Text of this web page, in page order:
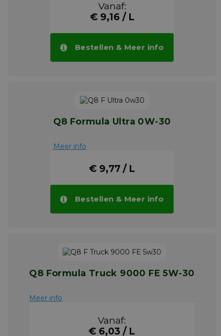
Vanaf:
€ 9,16 / L
Bestellen & Meer info
Q8 Formula Ultra 0W-30
Meer info
€ 9,77 / L
Bestellen & Meer info
Q8 Formula Truck 9000 FE 5W-30
Meer info
Vanaf:
€ 6,03 / L